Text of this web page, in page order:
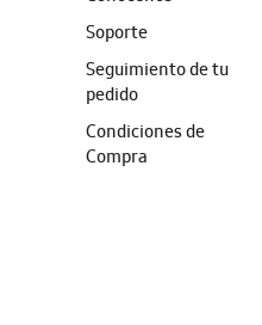
Soporte
Seguimiento de tu
pedido
Condiciones de
Compra